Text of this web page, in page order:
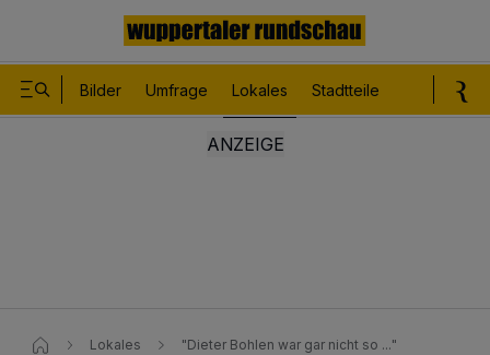
Bilder Umfrage Lokales Stadtteile
Lokales "Dieter Bohlen war gar nicht so ..."